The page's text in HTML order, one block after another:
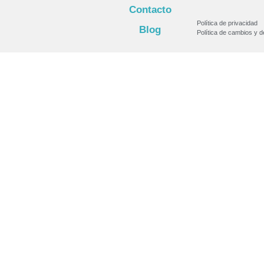
Contacto
Blog
Política de privacidad
Política de cambios y